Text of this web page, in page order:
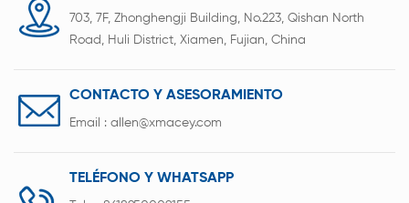
703, 7F, Zhonghengji Building, No.223, Qishan North
Road, Huli District, Xiamen, Fujian, China
CONTACTO Y ASESORAMIENTO
Email : allen@xmacey.com
TELÉFONO Y WHATSAPP